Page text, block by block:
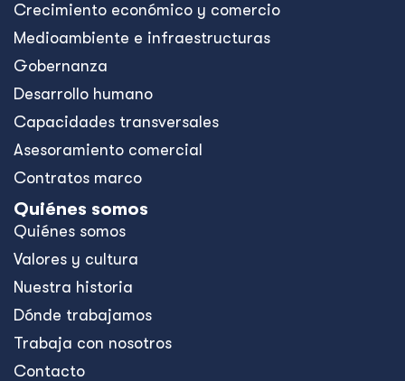
Crecimiento económico y comercio
Medioambiente e infraestructuras
Gobernanza
Desarrollo humano
Capacidades transversales
Asesoramiento comercial
Contratos marco
Quiénes somos
Quiénes somos
Valores y cultura
Nuestra historia
Dónde trabajamos
Trabaja con nosotros
Contacto